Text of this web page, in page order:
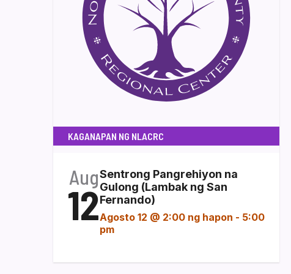
KAGANAPAN NG NLACRC
Aug
12
Sentrong Pangrehiyon na
Gulong (Lambak ng San
Fernando)
Agosto 12 @ 2:00 ng hapon - 5:00
pm